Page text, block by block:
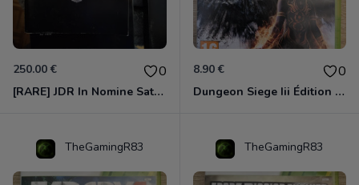
250.00 € 0
[RARE] JDR In Nomine Satanis / Magna Veritas – 1ère Édition BOÎTE (DOS BLANC, 1989) - CROC / Siroz
8.90 € 0
Dungeon Siege Iii Édition Limitée - Vf Intégrale Xbox 360
TheGamingR83 TheGamingR83